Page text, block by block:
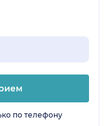
по телефону